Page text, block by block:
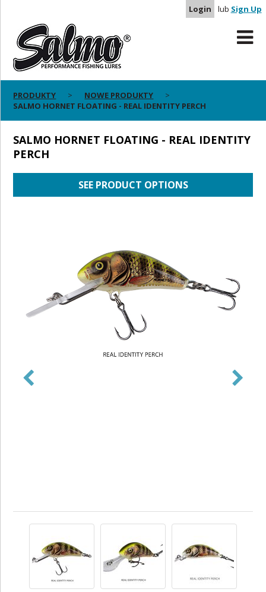
Login lub Sign Up
PRODUKTY
NOWE PRODUKTY
SALMO HORNET FLOATING - REAL IDENTITY PERCH
SALMO HORNET FLOATING - REAL IDENTITY
PERCH
SEE PRODUCT OPTIONS